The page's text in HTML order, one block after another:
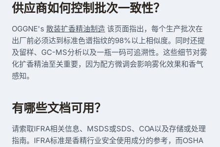
供应商如何控制批次一致性？
OGGNE's 散装扩香精油制造 该页面指出，每个生产批次在
出厂前必须达到标准色谱指纹的98%以上相似度。同时还提
及留样、GC-MS分析以及一瓶一码可追溯性。这些细节对雾
化扩香精油至关重要，因为配方微调会影响雾化效果和香气
感知。
有哪些文档可用？
请索取IFRA相关信息、MSDS或SDS、COA以及存储或处理
指南。IFRA标准是香精行业安全使用成分的参考，而OSHA